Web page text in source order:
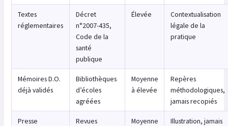
Textes
réglementaires
Décret
n°2007-435,
Code de la
santé
publique
Élevée
Contextualisation
légale de la
pratique
Mémoires D.O.
déjà validés
Bibliothèques
d’écoles
agréées
Moyenne
à élevée
Repères
méthodologiques,
jamais recopiés
Presse
Revues
Moyenne
Illustration, jamais